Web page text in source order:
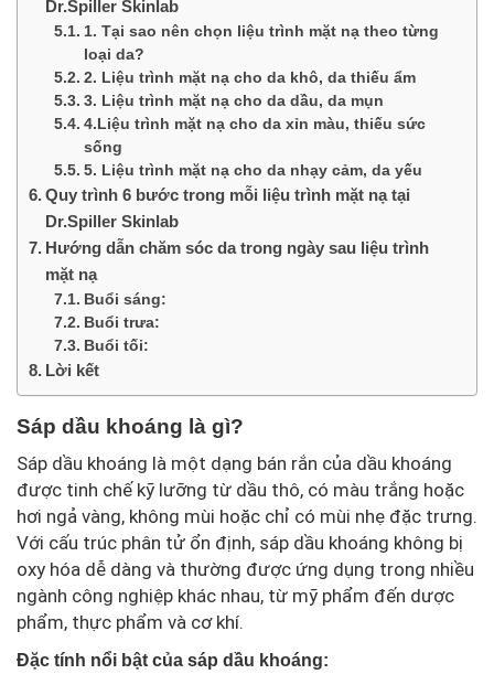
Dr.Spiller Skinlab
1. Tại sao nên chọn liệu trình mặt nạ theo từng
loại da?
2. Liệu trình mặt nạ cho da khô, da thiếu ẩm
3. Liệu trình mặt nạ cho da dầu, da mụn
4.Liệu trình mặt nạ cho da xỉn màu, thiếu sức
sống
5. Liệu trình mặt nạ cho da nhạy cảm, da yếu
Quy trình 6 bước trong mỗi liệu trình mặt nạ tại
Dr.Spiller Skinlab
Hướng dẫn chăm sóc da trong ngày sau liệu trình
mặt nạ
Buổi sáng:
Buổi trưa:
Buổi tối:
Lời kết
Sáp dầu khoáng là gì?
Sáp dầu khoáng là một dạng bán rắn của dầu khoáng
được tinh chế kỹ lưỡng từ dầu thô, có màu trắng hoặc
hơi ngả vàng, không mùi hoặc chỉ có mùi nhẹ đặc trưng.
Với cấu trúc phân tử ổn định, sáp dầu khoáng không bị
oxy hóa dễ dàng và thường được ứng dụng trong nhiều
ngành công nghiệp khác nhau, từ mỹ phẩm đến dược
phẩm, thực phẩm và cơ khí.
Đặc tính nổi bật của sáp dầu khoáng: